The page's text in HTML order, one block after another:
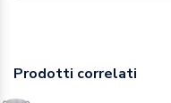
Prodotti correlati